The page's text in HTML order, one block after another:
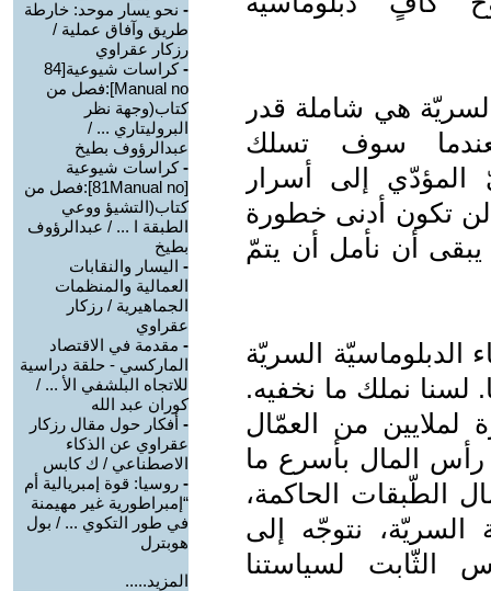
السريّة هي شاملة قدر
سوف تسلك
المؤدّي إلى أسرار
لن تكون أدنى خطورة
أن نأمل أن يتمّ
الدبلوماسيّة السريّة
لسنا نملك ما نخفيه.
لملايين من العمّال
رأس المال بأسرع ما
الطّبقات الحاكمة،
السريّة، نتوجّه إلى
الثّابت لسياستنا
- نحو يسار موحد: خارطة
طريق وآفاق عملية /
رزكار عقراوي
-
كراسات شيوعية[84
Manual no]:فصل من
كتاب(وجهة نظر
البروليتاري ... /
عبدالرؤوف بطيخ
-كراسات شيوعية
[81Manual no]:فصل من
كتاب(التشيؤ ووعي
الطبقة ا ... / عبدالرؤوف
بطيخ
- اليسار والنقابات
العمالية والمنظمات
الجماهيرية / رزكار
عقراوي
- مقدمة في الاقتصاد
الماركسي - حلقة دراسية
للاتجاه البلشفي الأ ... /
كوران عبد الله
- أفكار حول مقال رزكار
عقراوي عن الذكاء
الاصطناعي / ك كابس
- روسيا: قوة إمبريالية أم
“إمبراطورية غير مهيمنة
في طور التكوي ... / بول
هوبترل
المزيد.....